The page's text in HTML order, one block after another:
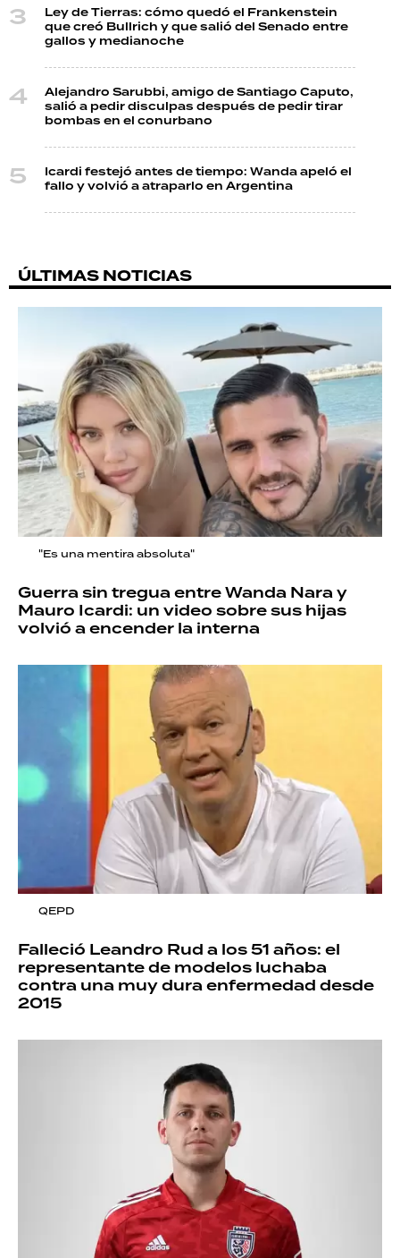
Ley de Tierras: cómo quedó el Frankenstein
que creó Bullrich y que salió del Senado entre
gallos y medianoche
Alejandro Sarubbi, amigo de Santiago Caputo,
salió a pedir disculpas después de pedir tirar
bombas en el conurbano
Icardi festejó antes de tiempo: Wanda apeló el
fallo y volvió a atraparlo en Argentina
ÚLTIMAS NOTICIAS
"Es una mentira absoluta"
Guerra sin tregua entre Wanda Nara y
Mauro Icardi: un video sobre sus hijas
volvió a encender la interna
QEPD
Falleció Leandro Rud a los 51 años: el
representante de modelos luchaba
contra una muy dura enfermedad desde
2015